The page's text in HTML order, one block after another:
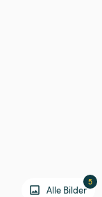
Alle Bilder
5